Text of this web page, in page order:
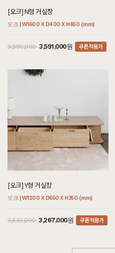
[오크] N형 거실장
오크 | W1600 X D400 X H650 (mm)
3,990,000 3,591,000원 쿠폰적용가
[오크] Y형 거실장
오크 | W1200 X D650 X H350 (mm)
3,630,000 3,267,000원 쿠폰적용가